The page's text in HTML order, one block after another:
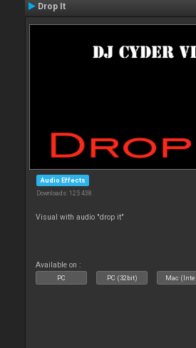
Drop It
Audio Effects
Downloads: 125 438
Visual with audio "drop it"
Available on :
PC PC (32bit) Mac